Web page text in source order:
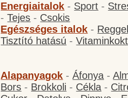
Energiaitalok - Sport -
-Tejes - Csokis
Egészséges italok -
Tisztító hatású -
Alapanyagok -Áfonya -
Bors - Brokkoli - Cékla -